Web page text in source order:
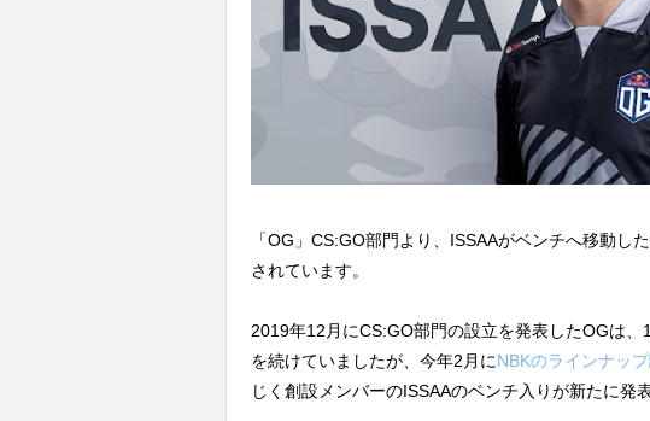
「OG」CS:GO部門より、ISSAAがベンチへ移動し
されています。
2019年12月にCS:GO部門の設立を発表したOGは
を続けていましたが、今年2月にNBKのラインナッ
じく創設メンバーのISSAAのベンチ入りが新たに発